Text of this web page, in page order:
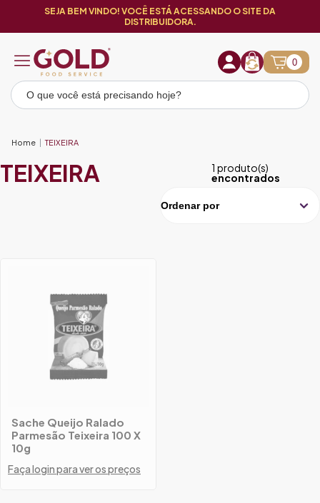
SEJA BEM VINDO! VOCÊ ESTÁ ACESSANDO O SITE DA
DISTRIBUIDORA.
0
Home TEIXEIRA
TEIXEIRA 1 produto(s)
encontrados
Sache Queijo Ralado
Parmesão Teixeira 100 X
10g
Faça login para ver os preços